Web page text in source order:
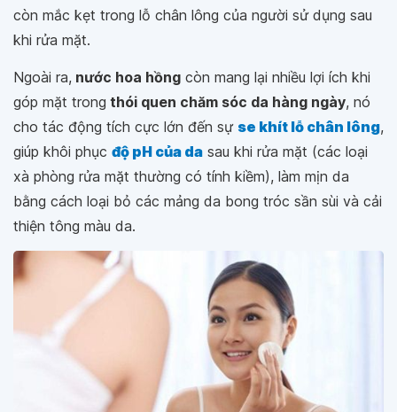
còn mắc kẹt trong lỗ chân lông của người sử dụng sau
khi rửa mặt.
Ngoài ra, nước hoa hồng còn mang lại nhiều lợi ích khi
góp mặt trong thói quen chăm sóc da hàng ngày, nó
cho tác động tích cực lớn đến sự se khít lỗ chân lông,
giúp khôi phục độ pH của da sau khi rửa mặt (các loại
xà phòng rửa mặt thường có tính kiềm), làm mịn da
bằng cách loại bỏ các mảng da bong tróc sần sùi và cải
thiện tông màu da.